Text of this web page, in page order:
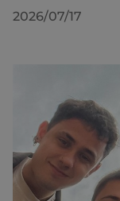
2026/07/17